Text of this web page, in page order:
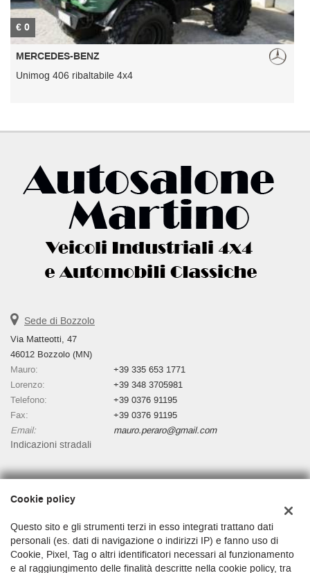
€ 0
MERCEDES-BENZ
Unimog 406 ribaltabile 4x4
Sede di Bozzolo
Via Matteotti, 47
46012 Bozzolo (MN)
Mauro:
+39 335 653 1771
Lorenzo:
+39 348 3705981
Telefono:
+39 0376 91195
Fax:
+39 0376 91195
Email:
mauro.peraro@gmail.com
Indicazioni stradali
Dati fiscali:
Via Matteotti, 47, Bozzolo (MN)
C.F/P.IVA: 01481530200
Registro delle imprese:MN
Cookie policy
Questo sito e gli strumenti terzi in esso integrati trattano dati
personali (es. dati di navigazione o indirizzi IP) e fanno uso di
Cookie, Pixel, Tag o altri identificatori necessari al funzionamento
e al raggiungimento delle finalità descritte nella cookie policy, tra